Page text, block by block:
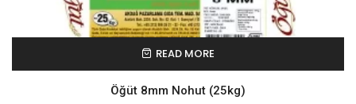
READ MORE
Öğüt 8mm Nohut (25kg)